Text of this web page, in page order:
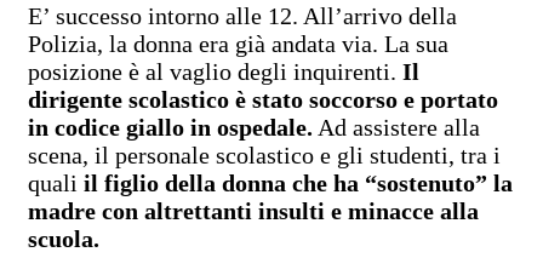
E’ successo intorno alle 12. All’arrivo della
Polizia, la donna era già andata via. La sua
posizione è al vaglio degli inquirenti. Il
dirigente scolastico è stato soccorso e portato
in codice giallo in ospedale. Ad assistere alla
scena, il personale scolastico e gli studenti, tra i
quali il figlio della donna che ha “sostenuto” la
madre con altrettanti insulti e minacce alla
scuola.